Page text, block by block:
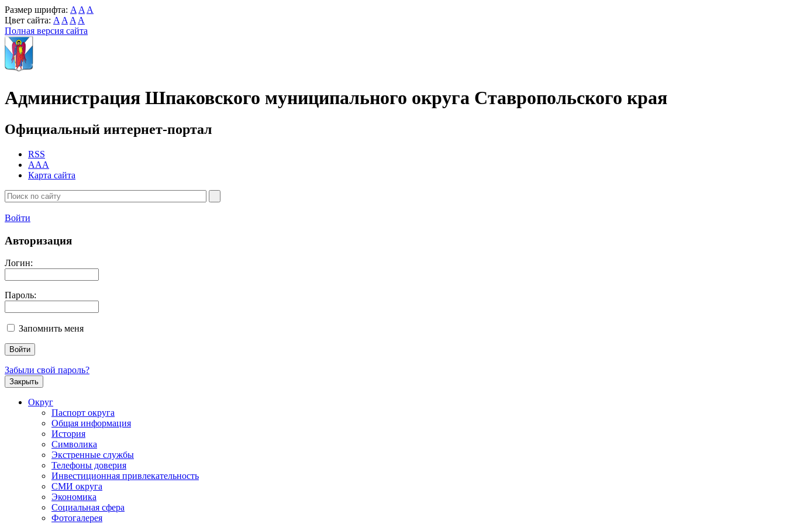
Размер шрифта: A A A
Цвет сайта: A A A A
Полная версия сайта
Администрация Шпаковского муниципального округа Ставропольского края
Официальный интернет-портал
RSS
AAA
Карта сайта
Войти
Авторизация
Логин:
Пароль:
Запомнить меня
Забыли свой пароль?
Закрыть
Округ
Паспорт округа
Общая информация
История
Символика
Экстренные службы
Телефоны доверия
Инвестиционная привлекательность
СМИ округа
Экономика
Социальная сфера
Фотогалерея